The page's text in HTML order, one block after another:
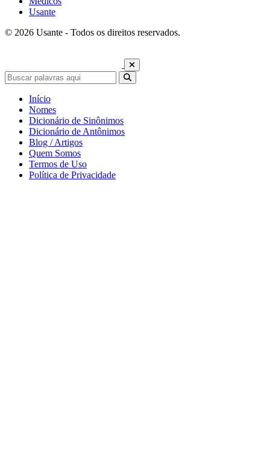
Usante
© 2026 Usante - Todos os direitos reservados.
Início
Nomes
Dicionário de Sinônimos
Dicionário de Antônimos
Blog / Artigos
Quem Somos
Termos de Uso
Política de Privacidade